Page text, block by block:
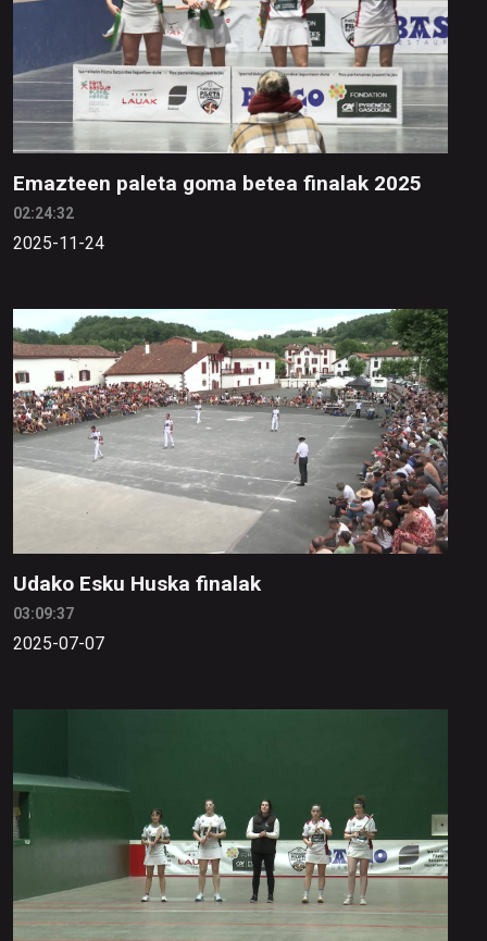
Emazteen paleta goma betea finalak 2025
02:24:32
2025-11-24
Udako Esku Huska finalak
03:09:37
2025-07-07